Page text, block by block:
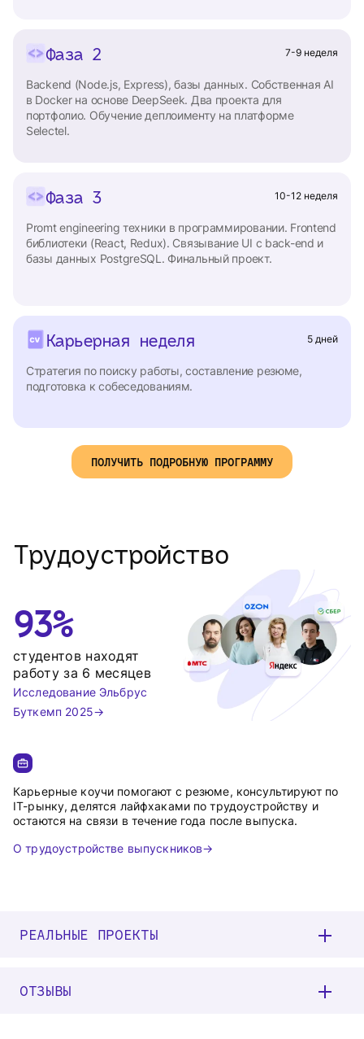
Фаза 2 7-9 неделя
Backend (Node.js, Express), базы данных. Собственная AI
в Docker на основе DeepSeek. Два проекта для
портфолио. Обучение деплоименту на платформе
Selectel.
Фаза 3 10-12 неделя
Promt engineering техники в программировании. Frontend
библиотеки (React, Redux). Связывание UI с back-end и
базы данных PostgreSQL. Финальный проект.
Карьерная неделя 5 дней
Стратегия по поиску работы, составление резюме,
подготовка к собеседованиям.
ПОЛУЧИТЬ ПОДРОБНУЮ ПРОГРАММУ
Трудоустройство
93%
студентов находят
работу за 6 месяцев
Исследование Эльбрус
Буткемп 2025
Карьерные коучи помогают с резюме, консультируют по
IT-рынку, делятся лайфхаками по трудоустройству и
остаются на связи в течение года после выпуска.
О трудоустройстве выпускников
РЕАЛЬНЫЕ ПРОЕКТЫ
ОТЗЫВЫ